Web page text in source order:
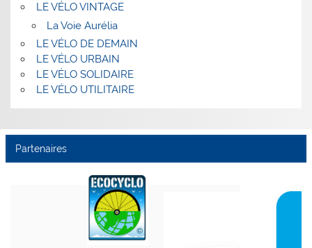
LE VÉLO VINTAGE
La Voie Aurélia
LE VÉLO DE DEMAIN
LE VÉLO URBAIN
LE VÉLO SOLIDAIRE
LE VÉLO UTILITAIRE
Partenaires